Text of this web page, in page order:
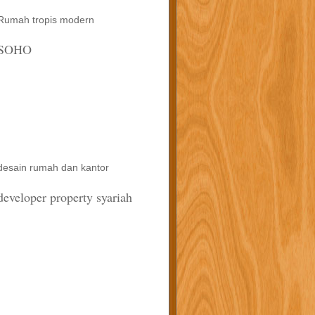
tropis modern
rumah dan kantor
property syariah